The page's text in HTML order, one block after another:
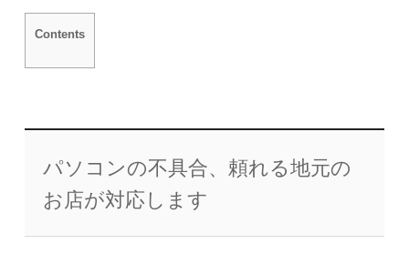
Contents
パソコンの不具合、頼れる地元の
お店が対応します